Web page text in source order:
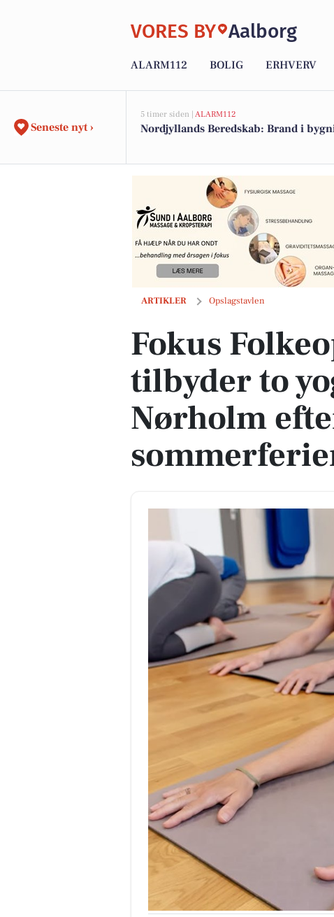
VORES BY Aalborg
ALARM112 BOLIG ERHVERV
Seneste nyt ›
5 timer siden | ALARM112
Nordjyllands Beredskab: Brand i
ARTIKLER Opslagstavlen
Fokus Folkeoplysning tilbyder to
Fokus
tilbyder to
Nørholm